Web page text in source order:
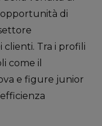
di
clienti. Tra i profili
come il
e figure junior